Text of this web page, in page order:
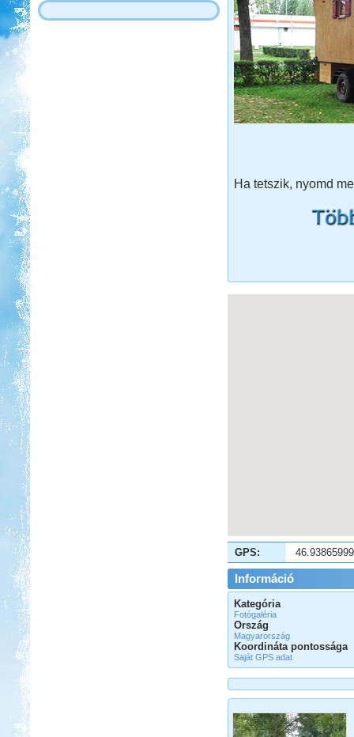
Ha tetszik, nyomd
GPS:
Információ
Kategória
Fotógaléria
Ország
Magyarország
Koordináta pontossága
Saját GPS adat